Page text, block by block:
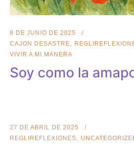
8 DE JUNIO DE 2025
CAJON DESASTRE
VIVIR A MI MANERA
Soy como la
27 DE ABRIL DE 2025
REGLIREFLEXIONES